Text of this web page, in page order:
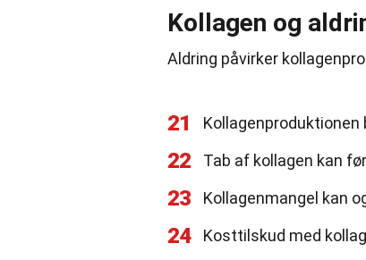
Kollagen og
Aldring påvirker
21 Kollagenproduktionen
22 Tab af kollagen kan
23 Kollagenmangel kan
24 Kosttilskud med